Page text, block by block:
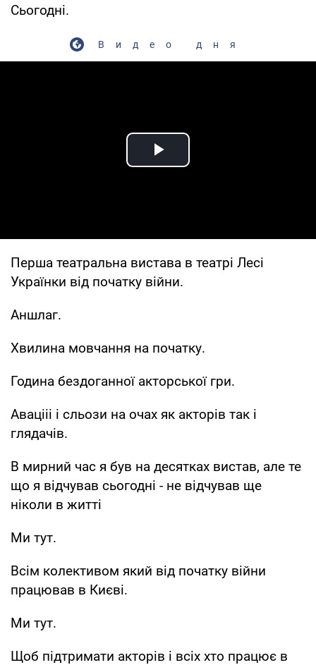
Сьогодні.
Видео дня
Play Video
Перша театральна вистава в театрі Лесі
Українки від початку війни.
Аншлаг.
Хвилина мовчання на початку.
Година бездоганної акторської гри.
Авацііі і сльози на очах як акторів так і
глядачів.
В мирний час я був на десятках вистав, але те
що я відчував сьогодні - не відчував ще
ніколи в житті
Ми тут.
Всім колективом який від початку війни
працював в Києві.
Ми тут.
Щоб підтримати акторів і всіх хто працює в